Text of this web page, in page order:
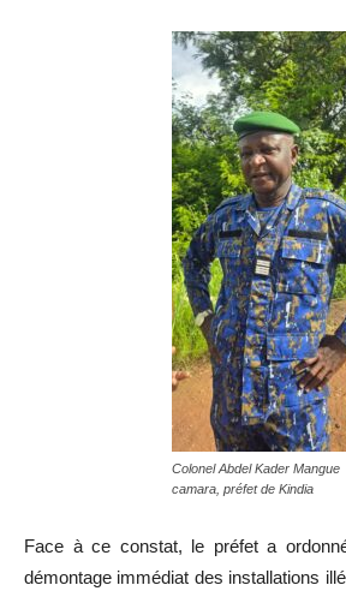
Colonel Abdel Kader Mangue
camara, préfet de Kindia
Face à ce constat, le préfet a
démontage immédiat des installations